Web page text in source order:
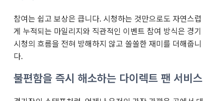
참여는 쉽고 보상은 큽니다. 시청하는 것만으로도 자연스럽
게 누적되는 마일리지와 직관적인 이벤트 참여 방식은 경기
시청의 흐름을 전혀 방해하지 않고 쏠쏠한 재미를 더해줍니
다.
불편함을 즉시 해소하는 다이렉트 팬 서비스